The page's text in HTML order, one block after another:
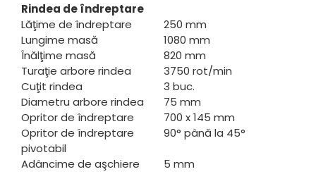
Rindea de îndreptare
Lăţime de îndreptare
250 mm
Lungime masă
1080 mm
Înălţime masă
820 mm
Turaţie arbore rindea
3750 rot/min
Cuţit rindea
3 buc.
Diametru arbore rindea
75 mm
Opritor de îndreptare
700 x 145 mm
Opritor de îndreptare
pivotabil
90° până la 45°
Adâncime de aşchiere
5 mm